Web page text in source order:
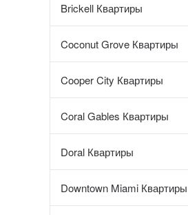
Brickell Квартиры
Coconut Grove Квартиры
Cooper City Квартиры
Coral Gables Квартиры
Doral Квартиры
Downtown Miami Квартиры